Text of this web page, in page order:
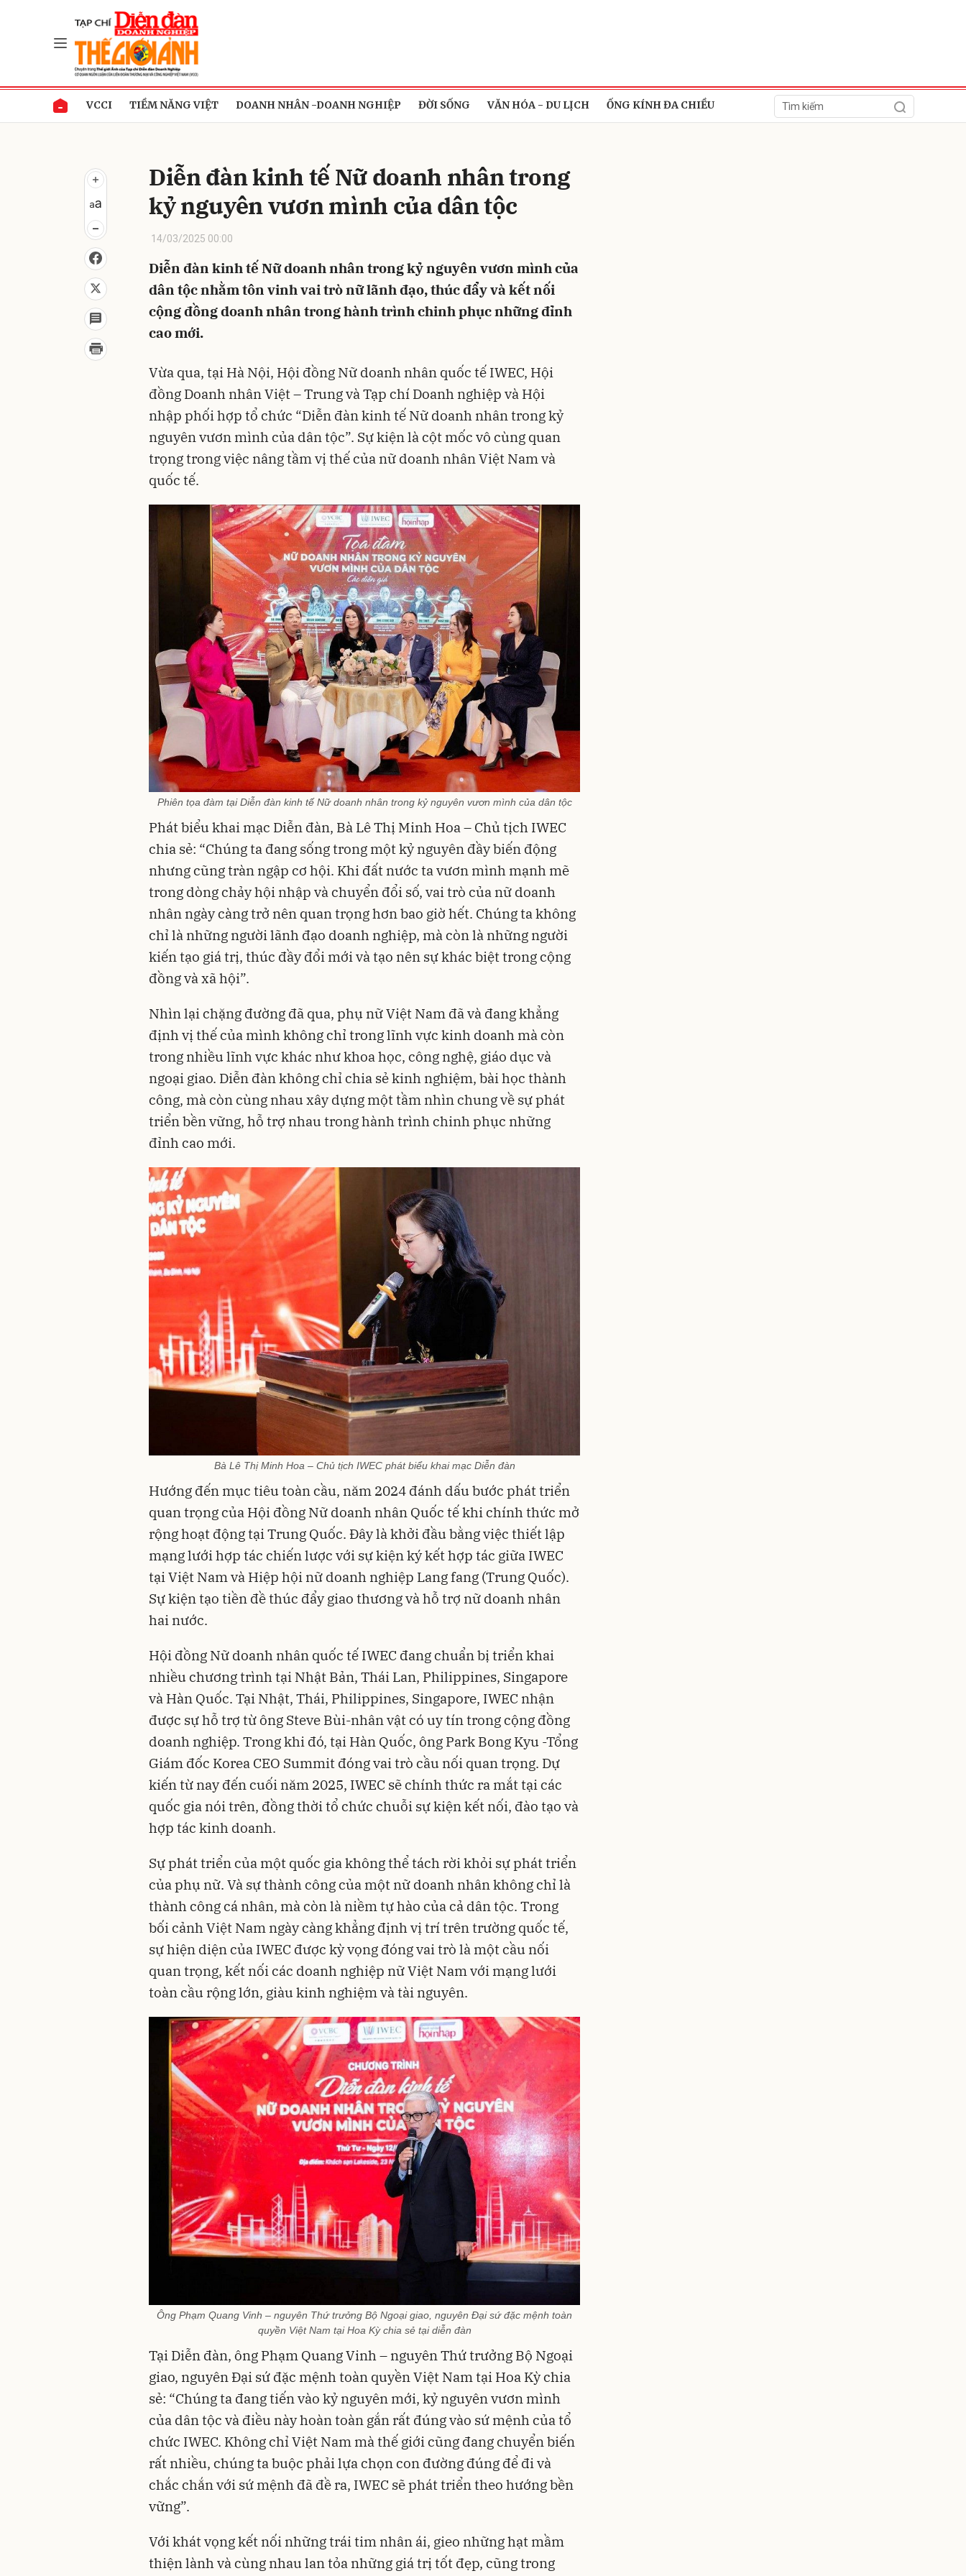
VCCI TIỀM NĂNG VIỆT DOANH NHÂN -DOANH NGHIỆP ĐỜI SỐNG VĂN HÓA - DU LỊCH ỐNG KÍNH ĐA CHIỀU
Diễn đàn kinh tế Nữ doanh nhân trong
kỷ nguyên vươn mình của dân tộc
14/03/2025 00:00
Diễn đàn kinh tế Nữ doanh nhân trong kỷ nguyên vươn mình của
dân tộc nhằm tôn vinh vai trò nữ lãnh đạo, thúc đẩy và kết nối
cộng đồng doanh nhân trong hành trình chinh phục những đỉnh
cao mới.
Vừa qua, tại Hà Nội, Hội đồng Nữ doanh nhân quốc tế IWEC, Hội
đồng Doanh nhân Việt – Trung và Tạp chí Doanh nghiệp và Hội
nhập phối hợp tổ chức “Diễn đàn kinh tế Nữ doanh nhân trong kỷ
nguyên vươn mình của dân tộc”. Sự kiện là cột mốc vô cùng quan
trọng trong việc nâng tầm vị thế của nữ doanh nhân Việt Nam và
quốc tế.
Phiên tọa đàm tại Diễn đàn kinh tế Nữ doanh nhân trong kỷ nguyên vươn mình của dân tộc
Phát biểu khai mạc Diễn đàn, Bà Lê Thị Minh Hoa – Chủ tịch IWEC
chia sẻ: “Chúng ta đang sống trong một kỷ nguyên đầy biến động
nhưng cũng tràn ngập cơ hội. Khi đất nước ta vươn mình mạnh mẽ
trong dòng chảy hội nhập và chuyển đổi số, vai trò của nữ doanh
nhân ngày càng trở nên quan trọng hơn bao giờ hết. Chúng ta không
chỉ là những người lãnh đạo doanh nghiệp, mà còn là những người
kiến tạo giá trị, thúc đầy đổi mới và tạo nên sự khác biệt trong cộng
đồng và xã hội”.
Nhìn lại chặng đường đã qua, phụ nữ Việt Nam đã và đang khẳng
định vị thế của mình không chỉ trong lĩnh vực kinh doanh mà còn
trong nhiều lĩnh vực khác như khoa học, công nghệ, giáo dục và
ngoại giao. Diễn đàn không chỉ chia sẻ kinh nghiệm, bài học thành
công, mà còn cùng nhau xây dựng một tầm nhìn chung về sự phát
triển bền vững, hỗ trợ nhau trong hành trình chinh phục những
đỉnh cao mới.
Bà Lê Thị Minh Hoa – Chủ tịch IWEC phát biểu khai mạc Diễn đàn
Hướng đến mục tiêu toàn cầu, năm 2024 đánh dấu bước phát triển
quan trọng của Hội đồng Nữ doanh nhân Quốc tế khi chính thức mở
rộng hoạt động tại Trung Quốc. Đây là khởi đầu bằng việc thiết lập
mạng lưới hợp tác chiến lược với sự kiện ký kết hợp tác giữa IWEC
tại Việt Nam và Hiệp hội nữ doanh nghiệp Lang fang (Trung Quốc).
Sự kiện tạo tiền đề thúc đẩy giao thương và hỗ trợ nữ doanh nhân
hai nước.
Hội đồng Nữ doanh nhân quốc tế IWEC đang chuẩn bị triển khai
nhiều chương trình tại Nhật Bản, Thái Lan, Philippines, Singapore
và Hàn Quốc. Tại Nhật, Thái, Philippines, Singapore, IWEC nhận
được sự hỗ trợ từ ông Steve Bùi-nhân vật có uy tín trong cộng đồng
doanh nghiệp. Trong khi đó, tại Hàn Quốc, ông Park Bong Kyu -Tổng
Giám đốc Korea CEO Summit đóng vai trò cầu nối quan trọng. Dự
kiến từ nay đến cuối năm 2025, IWEC sẽ chính thức ra mắt tại các
quốc gia nói trên, đồng thời tổ chức chuỗi sự kiện kết nối, đào tạo và
hợp tác kinh doanh.
Sự phát triển của một quốc gia không thể tách rời khỏi sự phát triển
của phụ nữ. Và sự thành công của một nữ doanh nhân không chỉ là
thành công cá nhân, mà còn là niềm tự hào của cả dân tộc. Trong
bối cảnh Việt Nam ngày càng khẳng định vị trí trên trường quốc tế,
sự hiện diện của IWEC được kỳ vọng đóng vai trò là một cầu nối
quan trọng, kết nối các doanh nghiệp nữ Việt Nam với mạng lưới
toàn cầu rộng lớn, giàu kinh nghiệm và tài nguyên.
Ông Phạm Quang Vinh – nguyên Thứ trưởng Bộ Ngoại giao, nguyên Đại sứ đặc mệnh toàn
quyền Việt Nam tại Hoa Kỳ chia sẻ tại diễn đàn
Tại Diễn đàn, ông Phạm Quang Vinh – nguyên Thứ trưởng Bộ Ngoại
giao, nguyên Đại sứ đặc mệnh toàn quyền Việt Nam tại Hoa Kỳ chia
sẻ: “Chúng ta đang tiến vào kỷ nguyên mới, kỷ nguyên vươn mình
của dân tộc và điều này hoàn toàn gắn rất đúng vào sứ mệnh của tổ
chức IWEC. Không chỉ Việt Nam mà thế giới cũng đang chuyển biến
rất nhiều, chúng ta buộc phải lựa chọn con đường đúng để đi và
chắc chắn với sứ mệnh đã đề ra, IWEC sẽ phát triển theo hướng bền
vững”.
Với khát vọng kết nối những trái tim nhân ái, gieo những hạt mầm
thiện lành và cùng nhau lan tỏa những giá trị tốt đẹp, cũng trong